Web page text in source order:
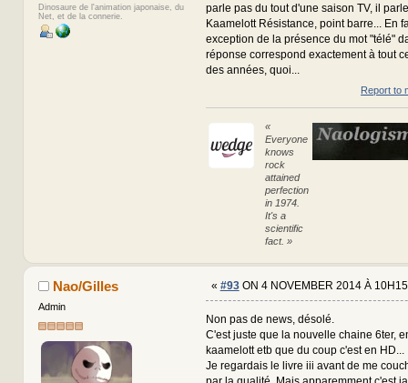
Dinosaure de l'animation japonaise, du
Net, et de la connerie.
parle pas du tout d'une saison TV, il
Kaamelott Résistance, point barre... En
exception de la présence du mot "télé"
réponse correspond exactement à tout
des années, quoi...
Report to
«
Everyone
knows
rock
attained
perfection
in 1974.
It's a
scientific
fact. »
Nao/Gilles
Admin
« #93ON 4 NOVEMBER 2014 À
Non pas de news, désolé.
C'est juste que la nouvelle chaine 6ter,
kaamelott etb que du coup c'est en HD...
Je regardais le livre iii avant de me